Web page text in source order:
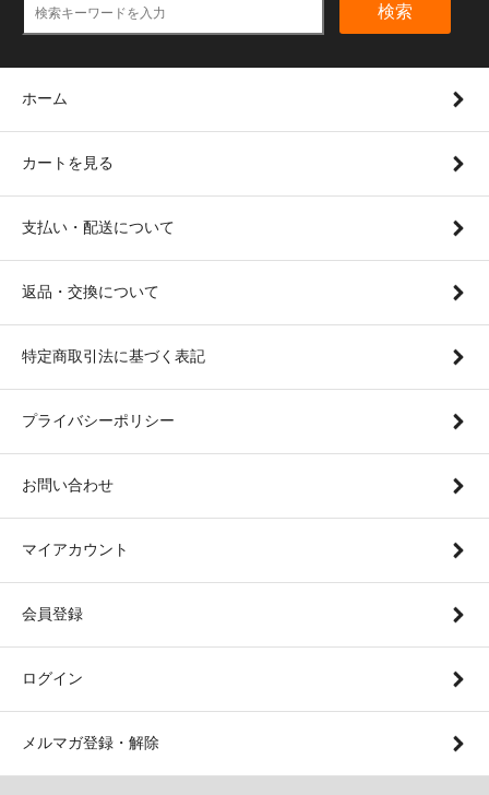
検索
ホーム
カートを見る
支払い・配送について
返品・交換について
特定商取引法に基づく表記
プライバシーポリシー
お問い合わせ
マイアカウント
会員登録
ログイン
メルマガ登録・解除